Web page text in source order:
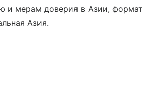
и мерам доверия в Азии, формат
Азия.